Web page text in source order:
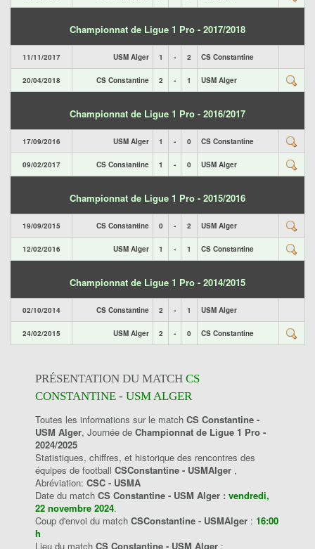
Championnat de Ligue 1 Pro - 2017/2018
11/11/2017 USM Alger 1 - 2 CS Constantine
20/04/2018 CS Constantine 2 - 1 USM Alger
Championnat de Ligue 1 Pro - 2016/2017
17/09/2016 USM Alger 1 - 0 CS Constantine
09/02/2017 CS Constantine 1 - 0 USM Alger
Championnat de Ligue 1 Pro - 2015/2016
19/09/2015 CS Constantine 0 - 2 USM Alger
12/02/2016 USM Alger 1 - 1 CS Constantine
Championnat de Ligue 1 Pro - 2014/2015
02/10/2014 CS Constantine 2 - 1 USM Alger
24/02/2015 USM Alger 2 - 0 CS Constantine
PRÉSENTATION DU MATCH CS
CONSTANTINE - USM ALGER
Toutes les informations sur le match CS Constantine -
USM Alger, Journée de Championnat de Ligue 1 Pro -
2024/2025
Statistiques, chiffres, et historique des rencontres des
équipes de football CSConstantine - USMAlger ,
Abréviation: CSC - USMA
Date du match CS Constantine - USM Alger : vendredi,
22 novembre 2024.
Coup d'envoi du match CSConstantine - USMAlger : 16:00
h
Lieu du match CS Constantine - USM Alger :